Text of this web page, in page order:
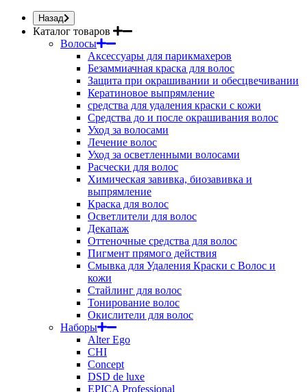
Назад
Каталог товаров
Волосы
Аксессуары для парикмахеров
Безаммиачная краска для волос
Защита при окрашивании и обесцвечивании
Кератиновое выпрямление
средства для удаления краски с кожи
Средства до и после окрашивания волос
Уход за волосами
Лечение волос
Уход за осветленными волосами
Расчески для волос
Химическая завивка, биозавивка и
выпрямление
Краска для волос
Осветлители для волос
Декапаж
Оттеночные средства для волос
Пигмент прямого действия
Смывка для Удаления Краски с Волос и
кожи
Стайлинг для волос
Тонирование волос
Окислители для волос
Наборы
Alter Ego
CHI
Concept
DSD de luxe
EPICA Professional